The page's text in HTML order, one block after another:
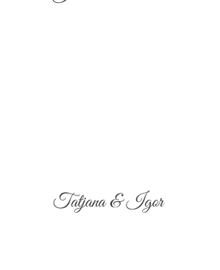
Tatjana & Igor